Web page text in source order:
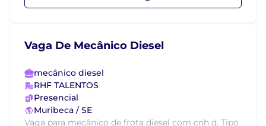
Vaga De Mecânico Diesel
mecânico diesel
RHF TALENTOS
Presencial
Muribeca / SE
Vaga para mecânico de frota diesel com cnh d. Tipo